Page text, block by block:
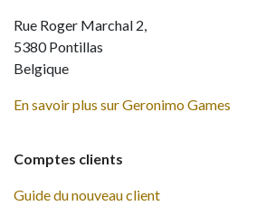
Comptes clients
Guide du nouveau client
Rue Roger Marchal 2,
5380 Pontillas
Belgique
En savoir plus sur Geronimo Games